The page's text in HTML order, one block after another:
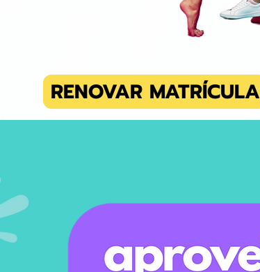
RENOVAR MATRÍCULA